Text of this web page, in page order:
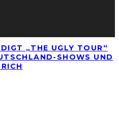
„THE UGLY TOUR“
SHOWS UND